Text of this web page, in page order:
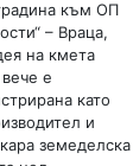
не
с